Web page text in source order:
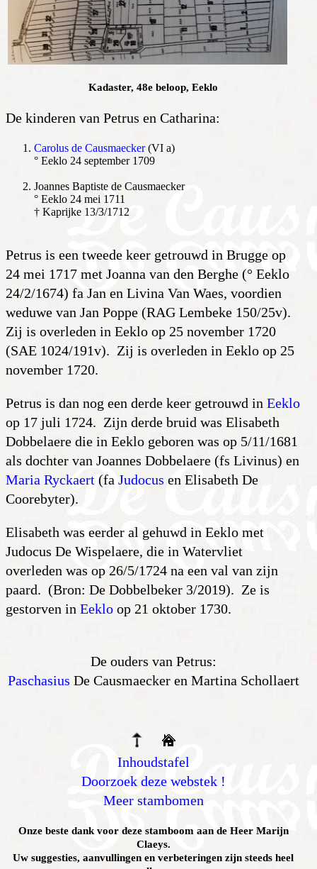
Kadaster, 48e beloop, Eeklo
De kinderen van Petrus en Catharina:
Carolus de Causmaecker(VI a)
° Eeklo 24 september 1709
Joannes Baptiste de Causmaecker
° Eeklo 24 mei 1711
† Kaprijke 13/3/1712
Petrus is een tweede keer getrouwd in Brugge op
24 mei 1717 met Joanna van den Berghe (° Eeklo
24/2/1674) fa Jan en Livina Van Waes, voordien
weduwe van Jan Poppe (RAG Lembeke 150/25v).
Zij is overleden in Eeklo op 25 november 1720
(SAE 1024/191v). Zij is overleden in Eeklo op 25
november 1720.
Petrus is dan nog een derde keer getrouwd in Eeklo
op 17 juli 1724. Zijn derde bruid was Elisabeth
Dobbelaere die in Eeklo geboren was op 5/11/1681
als dochter van Joannes Dobbelaere (fs Livinus) en
Maria Ryckaert (fa Judocus en Elisabeth De
Coorebyter).
Elisabeth was eerder al gehuwd in Eeklo met
Judocus De Wispelaere, die in Watervliet
overleden was op 26/5/1724 na een val van zijn
paard. (Bron: De Dobbelbeker 3/2019). Ze is
gestorven in Eeklo op 21 oktober 1730.
De ouders van Petrus:
Paschasius De Causmaecker en Martina Schollaert
Inhoudstafel
Doorzoek deze webstek !
Meer stambomen
Onze beste dank voor deze stamboom aan de Heer Marijn
Claeys.
Uw suggesties, aanvullingen en verbeteringen zijn steeds heel